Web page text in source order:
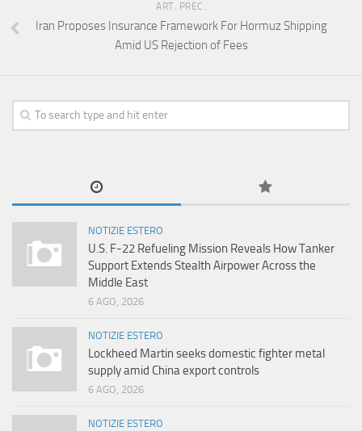
ART. PREC.
Iran Proposes Insurance Framework For Hormuz Shipping
Amid US Rejection of Fees
NOTIZIE ESTERO
U.S. F-22 Refueling Mission Reveals How Tanker
Support Extends Stealth Airpower Across the
Middle East
6 AGO, 2026
NOTIZIE ESTERO
Lockheed Martin seeks domestic fighter metal
supply amid China export controls
6 AGO, 2026
NOTIZIE ESTERO